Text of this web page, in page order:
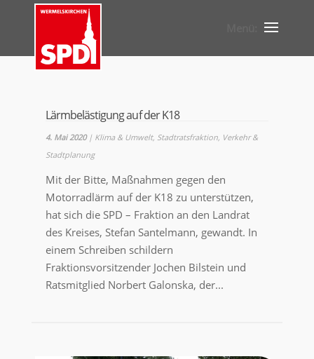
Lärmbelästigung auf der K18
4. Mai 2020| Klima & Umwelt, Stadtratsfraktion, Verkehr &
Stadtplanung
Mit der Bitte, Maßnahmen gegen den
Motorradlärm auf der K18 zu unterstützen,
hat sich die SPD – Fraktion an den Landrat
des Kreises, Stefan Santelmann, gewandt. In
einem Schreiben schildern
Fraktionsvorsitzender Jochen Bilstein und
Ratsmitglied Norbert Galonska, der...